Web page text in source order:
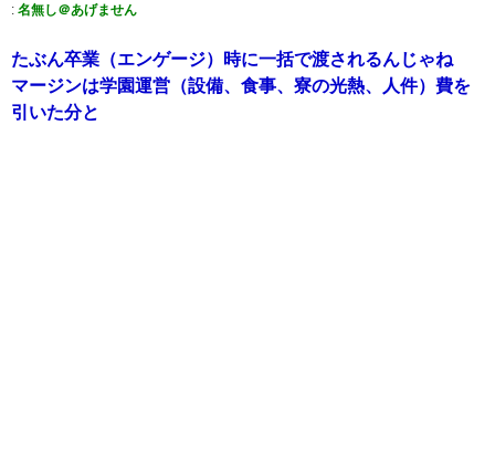
: 名無し＠あげません
たぶん卒業（エンゲージ）時に一括で渡されるんじゃね
マージンは学園運営（設備、食事、寮の光熱、人件）費を
引いた分と